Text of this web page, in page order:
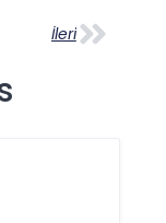
İleri